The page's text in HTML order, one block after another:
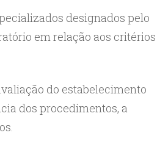
designados pelo
em relação aos critérios
do estabelecimento
dos procedimentos, a